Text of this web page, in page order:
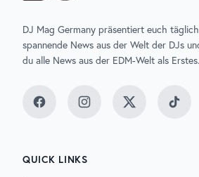
DJ Mag Germany präsentiert euch
spannende News aus der Welt der DJs
du alle News aus der EDM-Welt als Erstes.
FacebookInstagramTwitter TikTok
QUICK LINKS